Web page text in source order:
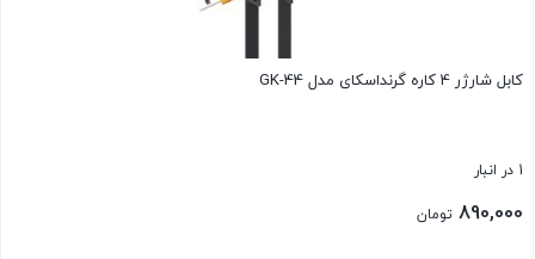
کابل شارژر 4 کاره گرنداسکای مدل GK-44
1 در انبار
890,000 تومان